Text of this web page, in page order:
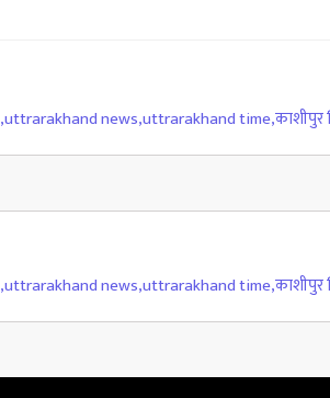
,uttrarakhand news,uttrarakhand time,काशीपुर
,uttrarakhand news,uttrarakhand time,काशीपुर